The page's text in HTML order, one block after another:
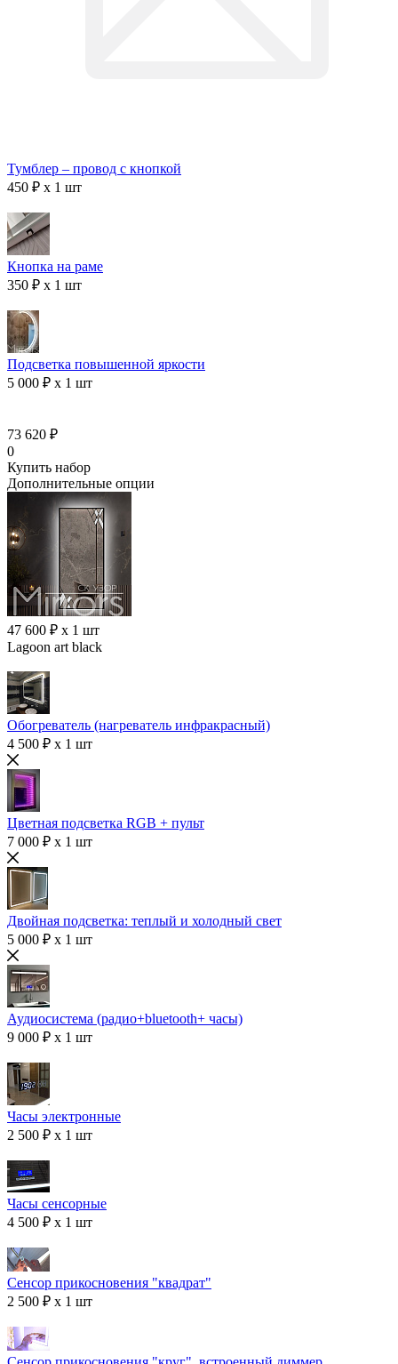
Тумблер – провод с кнопкой
450 ₽ x 1 шт
Кнопка на раме
350 ₽ x 1 шт
Подсветка повышенной яркости
5 000 ₽ x 1 шт
73 620 ₽
0
Купить набор
Дополнительные опции
47 600 ₽ x 1 шт
Lagoon art black
Обогреватель (нагреватель инфракрасный)
4 500 ₽ x 1 шт
Цветная подсветка RGB + пульт
7 000 ₽ x 1 шт
Двойная подсветка: теплый и холодный свет
5 000 ₽ x 1 шт
Аудиосистема (радио+bluetooth+ часы)
9 000 ₽ x 1 шт
Часы электронные
2 500 ₽ x 1 шт
Часы сенсорные
4 500 ₽ x 1 шт
Сенсор прикосновения "квадрат"
2 500 ₽ x 1 шт